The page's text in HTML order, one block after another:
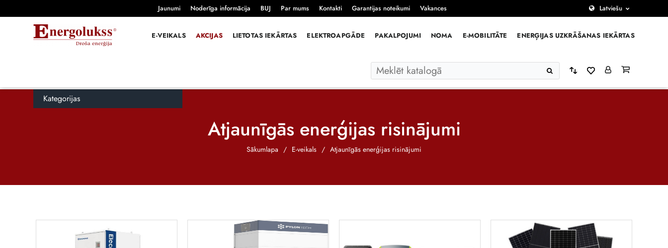
Jaunumi Noderīga informācija BUJ Par mums Kontakti Garantijas noteikumi Vakances Latviešu
E-VEIKALS AKCIJAS LIETOTAS IEKĀRTAS ELEKTROAPGĀDE PAKALPOJUMI NOMA E-MOBILITĀTE ENERĢIJAS UZKRĀŠANAS IEKĀRTAS
Kategorijas
Atjaunīgās enerģijas risinājumi
Sākumlapa / E-veikals / Atjaunīgās enerģijas risinājumi